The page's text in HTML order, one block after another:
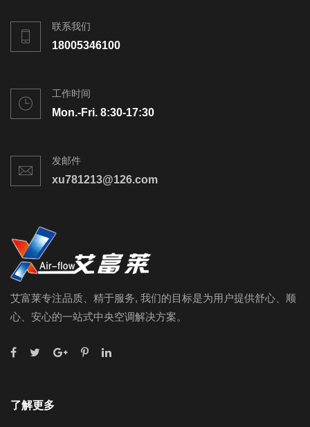
联系我们
18005346100
工作时间
Mon.-Fri. 8:30-17:30
发邮件
xu781213@126.com
艾富莱专注品质、精于服务, 我们的目标是为用户提供舒心、顺
心、安心的一站式中央空调解决方案。
了解更多